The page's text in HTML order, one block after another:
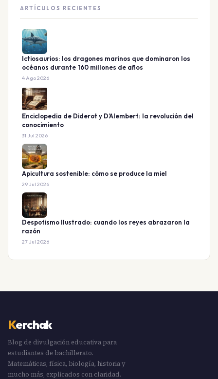
ARTÍCULOS RECIENTES
Ictiosaurios: los dragones marinos que dominaron los
océanos durante 160 millones de años
4 Ago 2026
Enciclopedia de Diderot y D’Alembert: la revolución del
conocimiento
31 Jul 2026
Apicultura sostenible: cómo se produce la miel
29 Jul 2026
Despotismo Ilustrado: cuando los reyes abrazaron la
razón
27 Jul 2026
Kerchak
Blog de divulgación educativa para
estudiantes de bachillerato.
Matemáticas, física, biología, historia y
mucho más, explicados con claridad.